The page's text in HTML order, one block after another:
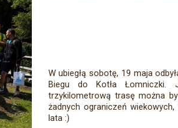
W ubiegłą sobotę, 19 maja
Biegu do Kotła Łomniczki.
trzykilometrową trasę można
żadnych ograniczeń
lata :)